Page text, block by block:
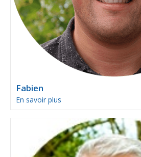
Fabien
En savoir plus